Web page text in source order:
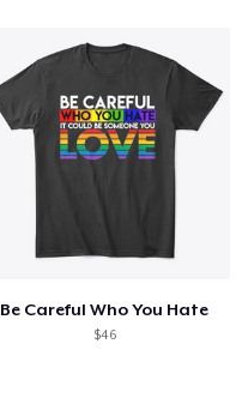
Be Careful Who You Hate
$46